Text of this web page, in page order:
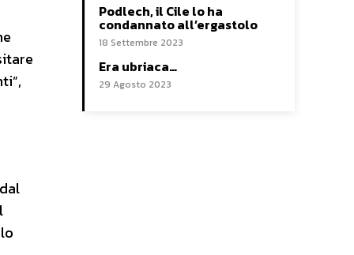
Podlech, il Cile lo ha
condannato all’ergastolo
18 Settembre 2023
Era ubriaca…
29 Agosto 2023